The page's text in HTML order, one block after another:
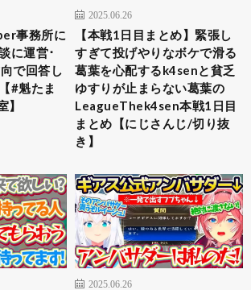
事務所に
に運営･
で回答し
#魁たま
】
2025.06.26
【本戦1日目まとめ】緊張し
すぎて投げやりなボケで滑る
葛葉を心配するk4senと貧乏
ゆすりが止まらない葛葉の
LeagueThek4sen本戦1日目
まとめ【にじさんじ/切り抜
き】
2025.06.26